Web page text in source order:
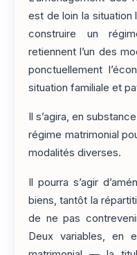
est de loin la situation
construire un
retiennent l’un des
ponctuellement
situation familiale et
Il s’agira, en
régime matrimonial
modalités diverses.
Il pourra s’agir
biens, tantôt la
de ne pas
Deux variables, en